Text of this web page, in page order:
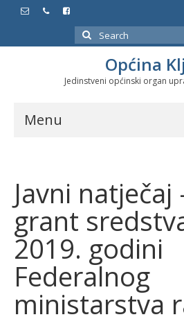
Search
for:
Općina
Jedinstveni općinski organ
Menu
Službeni glasnici
Javne nabavke
Značajni datumi i manifestacije
Program energetske
sektoru
Javni natječaj
grant
2019. godini
Federalnog
ministarstva